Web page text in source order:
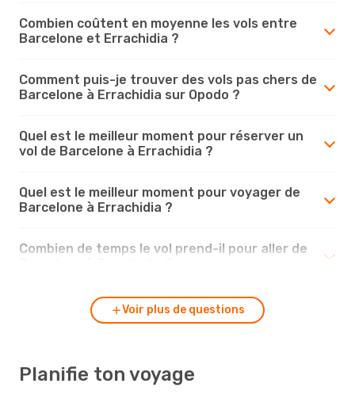
Combien coûtent en moyenne les vols entre
Barcelone et Errachidia ?
Comment puis-je trouver des vols pas chers de
Barcelone à Errachidia sur Opodo ?
Quel est le meilleur moment pour réserver un
vol de Barcelone à Errachidia ?
Quel est le meilleur moment pour voyager de
Barcelone à Errachidia ?
Combien de temps le vol prend-il pour aller de
Voir plus de questions
Planifie ton voyage